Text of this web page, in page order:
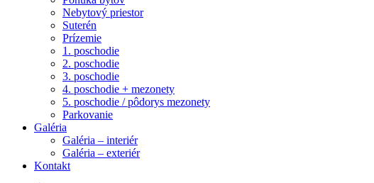
Nebytový priestor
Suterén
Prízemie
1. poschodie
2. poschodie
3. poschodie
4. poschodie + mezonety
5. poschodie / pôdorys mezonety
Parkovanie
Galéria
Galéria – interiér
Galéria – exteriér
Kontakt